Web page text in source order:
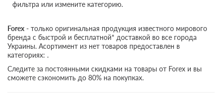
фильтра или измените категорию.
Forex - только оригинальная продукция известного мирового
бренда с быстрой и бесплатной* доставкой во все города
Украины. Асортимент из нет товаров предоставлен в
категориях: .
Следите за постоянными скидками на товары от Forex и вы
сможете сэкономить до 80% на покупках.